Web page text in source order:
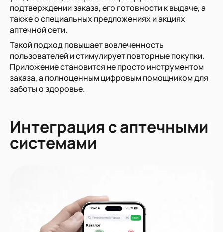
подтверждении заказа, его готовности к выдаче, а
также о специальных предложениях и акциях
аптечной сети.
Такой подход повышает вовлеченность
пользователей и стимулирует повторные покупки.
Приложение становится не просто инструментом
заказа, а полноценным цифровым помощником для
заботы о здоровье.
Интеграция с аптечными
системами